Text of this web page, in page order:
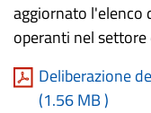
aggiornato l'elenco
operanti nel
Deliberazione
(1.56 MB)